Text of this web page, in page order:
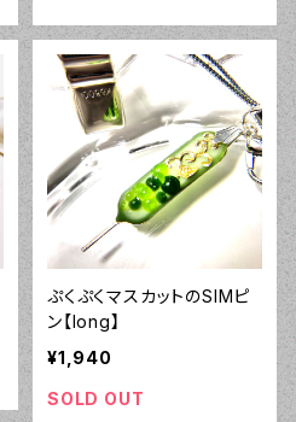
ぷくぷくマスカットのSIMピ
ン【long】
¥1,940
SOLD OUT